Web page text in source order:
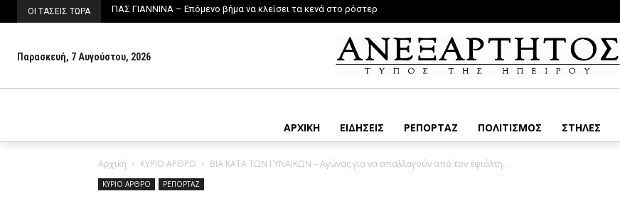
ΟΙ ΤΑΣΕΙΣ ΤΩΡΑ ΠΑΣ ΓΙΑΝΝΙΝΑ – Επόμενο βήμα να κλείσει τα κενά στο ρόστερ
ΠΑΡΑΓΩΓΟΙ ΚΑΜΠΟΥ ΛΑΨΙΣΤΑΣ – Άνοιξε η πλατφόρμα για τις αποζημιώσεις
Παρασκευή, 7 Αυγούστου, 2026
ΑΡΧΙΚΗ ΕΙΔΗΣΕΙΣ ΡΕΠΟΡΤΑΖ ΠΟΛΙΤΙΣΜΟΣ ΣΤΗΛΕΣ
Αρχική ΚΥΡΙΟ ΑΡΘΡΟ ΒΙΑ ΚΑΤΑ ΤΩΝ ΓΥΝΑΙΚΩΝ – Αγώνας για να απαλλαγούν από τον εφιάλτη...
ΚΥΡΙΟ ΑΡΘΡΟ ΡΕΠΟΡΤΑΖ